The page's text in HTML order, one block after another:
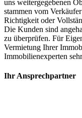
uns weitergegebenen
stammen vom
Richtigkeit oder
Die Kunden sind
zu überprüfen. Für
Vermietung Ihrer
Immobilienexperten
Ihr Ansprechpartner